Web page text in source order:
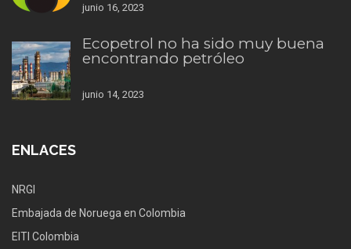
junio 16, 2023
Ecopetrol no ha sido muy buena
encontrando petróleo
junio 14, 2023
ENLACES
NRGI
Embajada de Noruega en Colombia
EITI Colombia